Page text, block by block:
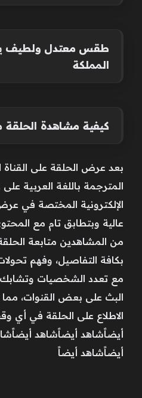
طقس معتدل ولطيف
المملكة
كيفية مشاهدة الحلقة
بعد عرض الحلقة على القناة
المترجمة باللغة العربية
الإلكترونية المختصة في عرض
عالية وبتطابق تام مع
من المشاهدين متابعة
بكافة التفاصيل، وفهم
مع تعدد الشخصيات وتشابك
البث على بعض القنوات،
الاطلاع على الحلقة في أي
أيضاًشاهد أيضاًشاهد
أيضاًشاهد أيضاً